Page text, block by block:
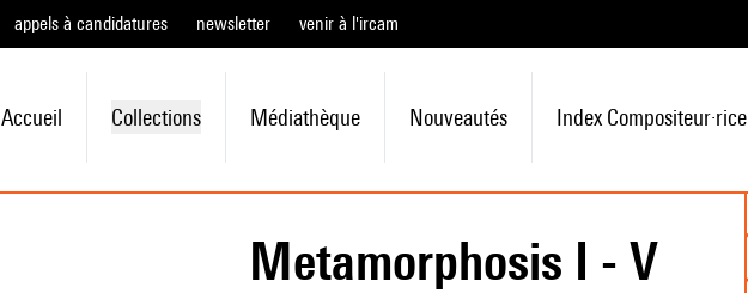
appels à candidatures newsletter venir à l'ircam
Accueil Collections Médiathèque Nouveautés Index Compositeur·rice
Metamorphosis I - V